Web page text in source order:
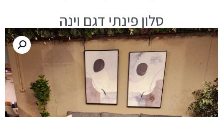
סלון פינתי דגם וינה